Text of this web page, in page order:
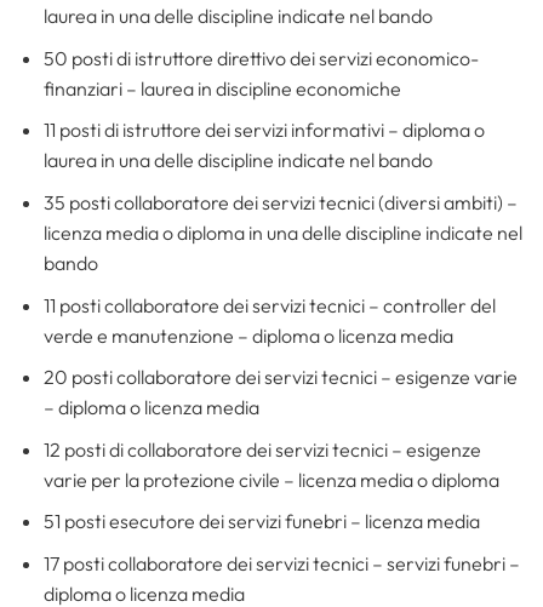
laurea in una delle discipline indicate nel bando
50 posti di istruttore direttivo dei servizi economico-
finanziari – laurea in discipline economiche
11 posti di istruttore dei servizi informativi – diploma o
laurea in una delle discipline indicate nel bando
35 posti collaboratore dei servizi tecnici (diversi ambiti) –
licenza media o diploma in una delle discipline indicate nel
bando
11 posti collaboratore dei servizi tecnici – controller del
verde e manutenzione – diploma o licenza media
20 posti collaboratore dei servizi tecnici – esigenze varie
– diploma o licenza media
12 posti di collaboratore dei servizi tecnici – esigenze
varie per la protezione civile – licenza media o diploma
51 posti esecutore dei servizi funebri – licenza media
17 posti collaboratore dei servizi tecnici – servizi funebri –
diploma o licenza media